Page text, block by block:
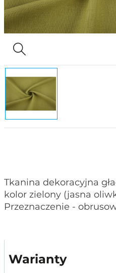
Tkanina dekoracyjna
kolor zielony (jasna
Przeznaczenie -
Warianty